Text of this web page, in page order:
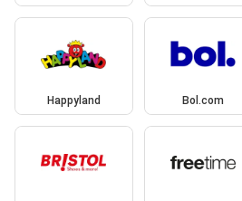
Happyland Bol.com